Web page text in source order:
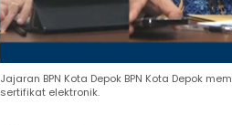
Jajaran BPN Kota Depok BPN Kota Depok
sertifikat elektronik.